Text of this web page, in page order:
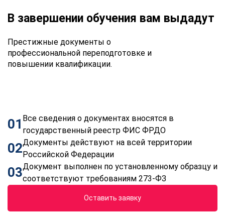
В завершении обучения вам выдадут
Престижные документы о
профессиональной переподготовке и
повышении квалификации.
01 Все сведения о документах вносятся в
государственный реестр ФИС ФРДО
02Документы действуют на всей территории
Российской Федерации
03Документ выполнен по установленному образцу и
соответствуют требованиям 273-ФЗ
Оставить заявку